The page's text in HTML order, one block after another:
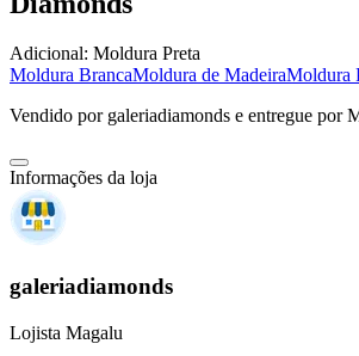
Adicional: Moldura Preta
Moldura BrancaMoldura de MadeiraMoldura
Vendido por galeriadiamonds e entregue por
Informações da loja
galeriadiamonds
Lojista Magalu